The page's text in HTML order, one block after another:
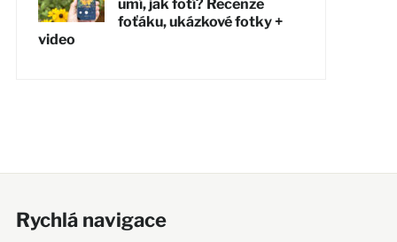
umí, jak fotí? Recenze
foťáku, ukázkové fotky +
video
Rychlá navigace